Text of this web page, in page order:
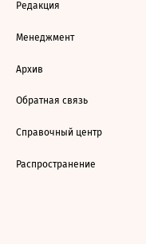
Редакция
Менеджмент
Архив
Обратная связь
Справочный центр
Распространение